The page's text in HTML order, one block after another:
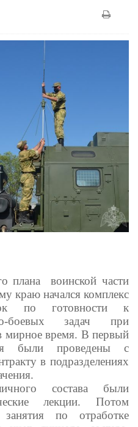
плана воинской части
краю начался комплекс
по готовности к
боевых задач при
мирное время. В первый
были проведены с
в подразделениях
состава были
лекции. Потом
занятия по отработке